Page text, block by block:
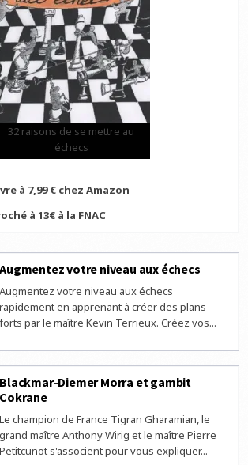
32 raisons de se mettre au
échecs
à 7,99 € chez Amazon
à 13€ à la FNAC
Augmentez votre niveau aux échecs
Augmentez votre niveau aux échecs
rapidement en apprenant à créer des plans
forts par le maître Kevin Terrieux. Créez vos...
Blackmar-Diemer Morra et gambit
Cokrane
Le champion de France Tigran Gharamian, le
grand maître Anthony Wirig et le maître Pierre
Petitcunot s'associent pour vous expliquer...